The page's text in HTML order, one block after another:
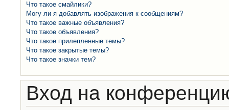
Что такое смайлики?
Могу ли я добавлять изображения к сообщениям?
Что такое важные объявления?
Что такое объявления?
Что такое прилепленные темы?
Что такое закрытые темы?
Что такое значки тем?
Вход на